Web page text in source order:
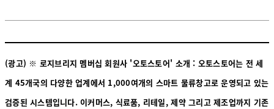
(광고) ※ 로지브리지 멤버십 회원사 '오토스토어' 소개 : 오토스토어는 전 세
계 45개국의 다양한 업계에서 1,000여개의 스마트 물류창고로 운영되고 있는
검증된 시스템입니다. 이커머스, 식료품, 리테일, 제약 그리고 제조업까지 기존